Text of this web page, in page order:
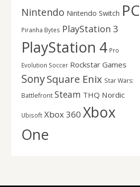
Nintendo Nintendo Switch PC
Piranha Bytes PlayStation 3
PlayStation 4 Pro
Evolution Soccer Rockstar Games
SonySquare Enix Star Wars:
Battlefront Steam THQ Nordic
Ubisoft Xbox 360 Xbox
One